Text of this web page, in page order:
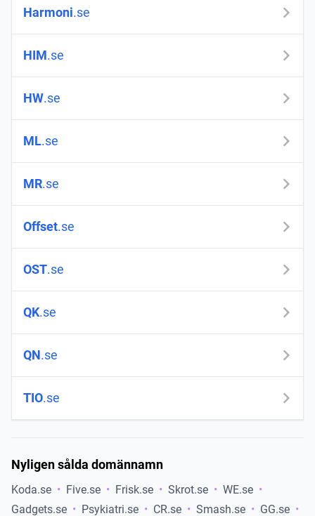
Harmoni.se
HIM.se
HW.se
ML.se
MR.se
Offset.se
OST.se
QK.se
QN.se
TIO.se
Nyligen sålda domännamn
Koda se Five se Frisk se Skrot se WE se
Gadgets se Psykiatri se CR se Smash se GG se